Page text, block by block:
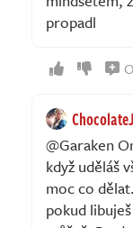
propadl
@Garaken
když uděláš
moc co
pokud